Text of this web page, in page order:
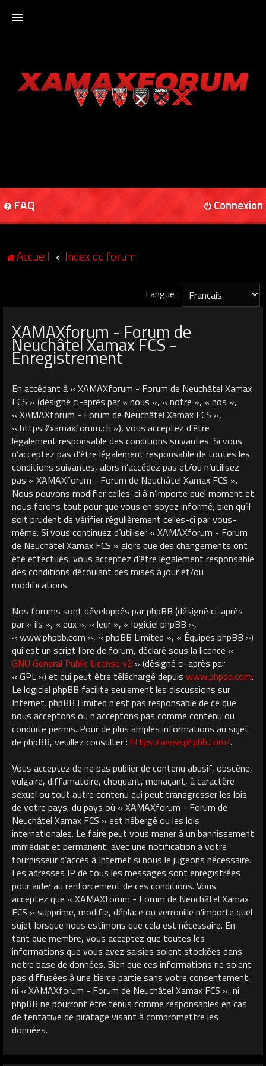
XAMAXFORUM
FAQ Connexion
Accueil Index du forum
Langue :
XAMAXforum - Forum de
Neuchâtel Xamax FCS -
Enregistrement
En accédant à « XAMAXforum - Forum de Neuchâtel Xamax
FCS » (désigné ci-après par « nous », « notre », « nos »,
« XAMAXforum - Forum de Neuchâtel Xamax FCS »,
« https://xamaxforum.ch »), vous acceptez d’être
légalement responsable des conditions suivantes. Si vous
n’acceptez pas d’être légalement responsable de toutes les
conditions suivantes, alors n’accédez pas et/ou n’utilisez
pas « XAMAXforum - Forum de Neuchâtel Xamax FCS ».
Nous pouvons modifier celles-ci à n’importe quel moment et
nous ferons tout pour que vous en soyez informé, bien qu’il
soit prudent de vérifier régulièrement celles-ci par vous-
même. Si vous continuez d’utiliser « XAMAXforum - Forum
de Neuchâtel Xamax FCS » alors que des changements ont
été effectués, vous acceptez d’être légalement responsable
des conditions découlant des mises à jour et/ou
modifications.
Nos forums sont développés par phpBB (désigné ci-après
par « ils », « eux », « leur », « logiciel phpBB »,
« www.phpbb.com », « phpBB Limited », « Équipes phpBB »)
qui est un script libre de forum, déclaré sous la licence «
GNU General Public License v2 » (désigné ci-après par
« GPL ») et qui peut être téléchargé depuis www.phpbb.com.
Le logiciel phpBB facilite seulement les discussions sur
Internet. phpBB Limited n’est pas responsable de ce que
nous acceptons ou n’acceptons pas comme contenu ou
conduite permis. Pour de plus amples informations au sujet
de phpBB, veuillez consulter : https://www.phpbb.com/.
Vous acceptez de ne pas publier de contenu abusif, obscène,
vulgaire, diffamatoire, choquant, menaçant, à caractère
sexuel ou tout autre contenu qui peut transgresser les lois
de votre pays, du pays où « XAMAXforum - Forum de
Neuchâtel Xamax FCS » est hébergé ou les lois
internationales. Le faire peut vous mener à un bannissement
immédiat et permanent, avec une notification à votre
fournisseur d’accès à Internet si nous le jugeons nécessaire.
Les adresses IP de tous les messages sont enregistrées
pour aider au renforcement de ces conditions. Vous
acceptez que « XAMAXforum - Forum de Neuchâtel Xamax
FCS » supprime, modifie, déplace ou verrouille n’importe quel
sujet lorsque nous estimons que cela est nécessaire. En
tant que membre, vous acceptez que toutes les
informations que vous avez saisies soient stockées dans
notre base de données. Bien que ces informations ne soient
pas diffusées à une tierce partie sans votre consentement,
ni « XAMAXforum - Forum de Neuchâtel Xamax FCS », ni
phpBB ne pourront être tenus comme responsables en cas
de tentative de piratage visant à compromettre les
données.